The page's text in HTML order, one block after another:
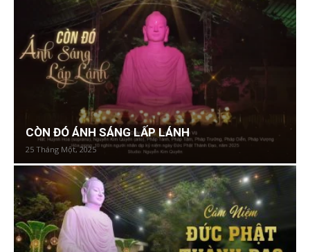
CÒN ĐÓ ÁNH SÁNG LẤP LÁNH
25 Tháng Một, 2025